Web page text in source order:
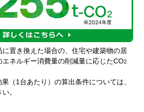
置き換えた場合の、住宅や建築物の居
ネルギー消費量の削減量に応じたCO2
（1台あたり）の算出条件については、
。